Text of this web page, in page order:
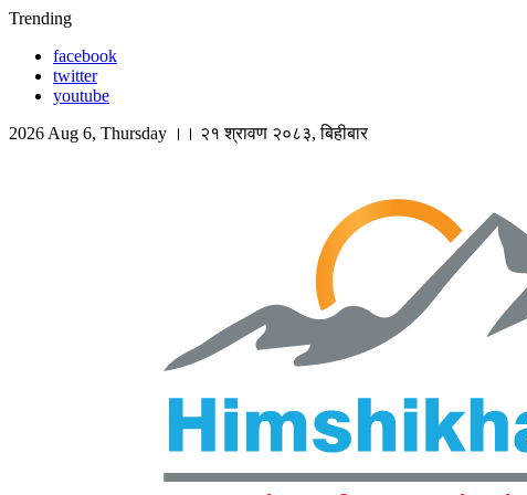
Skip
content
Trending
facebook
twitter
youtube
2026 Aug 6, Thursday ।। २१ श्रावण २०८३, बिहीबार